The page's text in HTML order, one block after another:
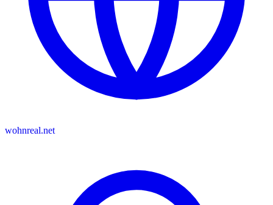
wohnreal.net